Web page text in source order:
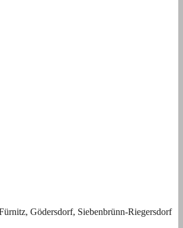
Gödersdorf, Siebenbrünn-Riegersdorf